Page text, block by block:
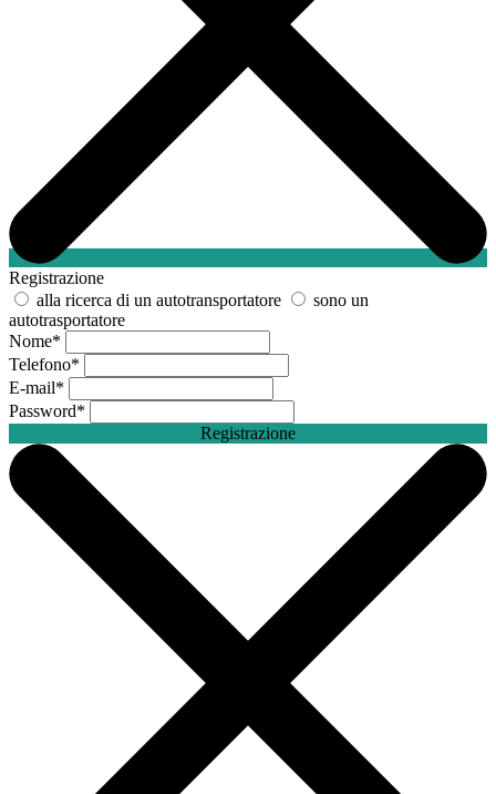
Registrazione
alla ricerca di un autotransportatore
sono un
autotrasportatore
Nome*
Telefono*
E-mail*
Password*
Registrazione